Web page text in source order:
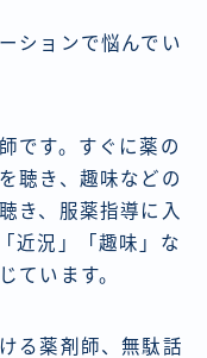
ションで悩んでい
です。すぐに薬の
聴き、趣味などの
き、服薬指導に入
近況」「趣味」な
ています。
る薬剤師、無駄話